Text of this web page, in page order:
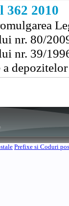
362 2010
nr. 80/
nr. 39/
a
Prefixe si Coduri